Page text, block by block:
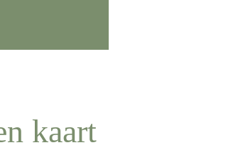
kaart